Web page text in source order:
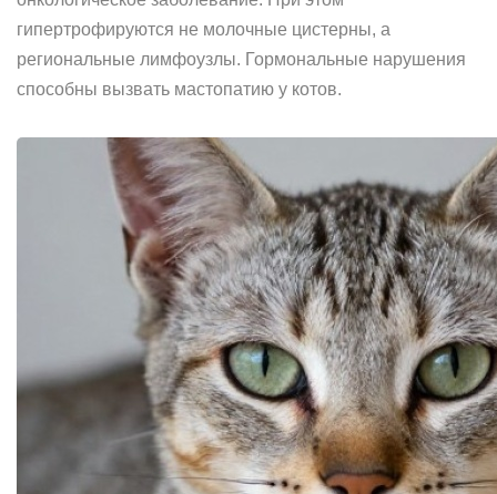
гипертрофируются не молочные цистерны, а
региональные лимфоузлы. Гормональные нарушения
способны вызвать мастопатию у котов.